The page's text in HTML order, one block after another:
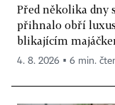
Před několika dny
přihnalo obří
blikajícím
4. 8. 2026 ▪ 6 min.